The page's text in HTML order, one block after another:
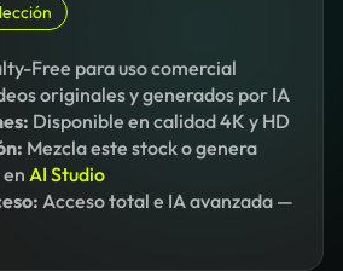
Free para uso comercial
originales y generados por IA
Disponible en calidad 4K y HD
Mezcla este stock o genera
AI Studio
Acceso total e IA avanzada —